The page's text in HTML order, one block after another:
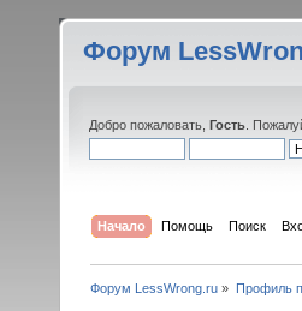
Форум
Добро пожаловать, Гость .
Начало Помощь Поиск
Форум LessWrong.ru » Профиль